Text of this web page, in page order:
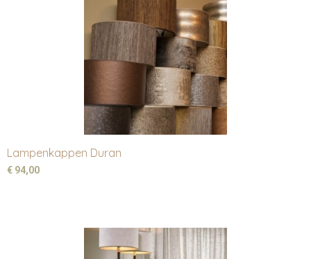
Lampenkappen Duran
€ 94,00